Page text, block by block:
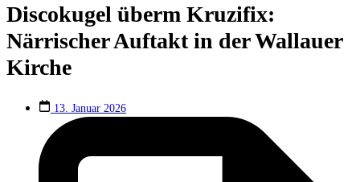
Discokugel überm Kruzifix:
Närrischer Auftakt in der Wallauer
Kirche
13. Januar 2026